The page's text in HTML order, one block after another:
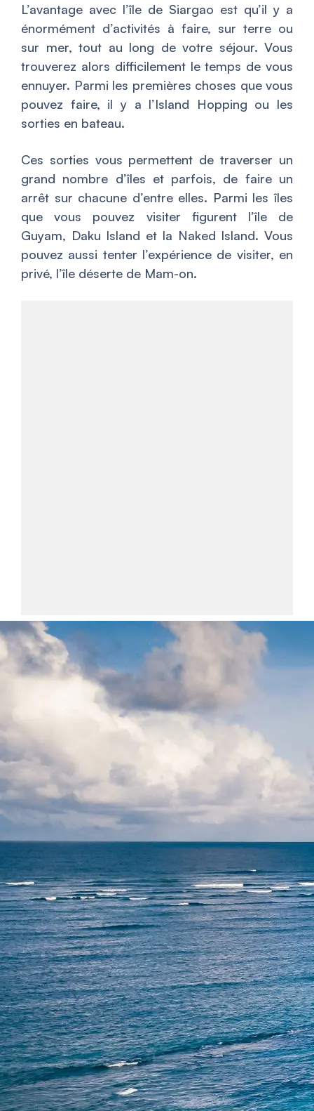
L’avantage avec l’île de Siargao est qu’il y a
énormément d’activités à faire, sur terre ou
sur mer, tout au long de votre séjour. Vous
trouverez alors difficilement le temps de vous
ennuyer. Parmi les premières choses que vous
pouvez faire, il y a l’Island Hopping ou les
sorties en bateau.
Ces sorties vous permettent de traverser un
grand nombre d’îles et parfois, de faire un
arrêt sur chacune d’entre elles. Parmi les îles
que vous pouvez visiter figurent l’île de
Guyam, Daku Island et la Naked Island. Vous
pouvez aussi tenter l’expérience de visiter, en
privé, l’île déserte de Mam-on.